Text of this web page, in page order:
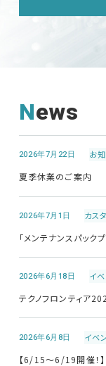
ニュース
News
2026年7月22日 お
夏季休業のご案内
2026年7月1日 カス
「メンテナンスパック
2026年6月18日 イ
テクノフロンティア
2026年6月8日 イベ
【6/15～6/19開催！